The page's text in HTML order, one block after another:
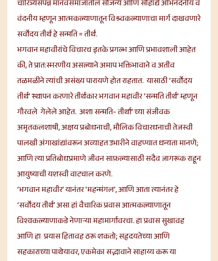
चारित्र्यसंपन्न मानवसमाजातील सौजन्य आणि सौहार्द्य अभिनंदनीय व
वंदनीय म्हणून आत्मकल्याणातून विश्र्वकल्याणाचा मार्ग दाखवणारे
सर्वोदय तीर्थ हे सन्मति = तीर्थ.
भगवान महावीरांचे विचारच इतके प्रगल्भ आणि प्रभावशाली आहेत
की, ते प्रात:स्मरणीय असल्याने अमाप भक्तिभावाने व अतीव
तळमळीने त्यांची असंख्य पारायणे होत राहतात. यासाठी ‘सर्वोदय
तीर्थ’ स्थापन करणारे तीर्थकार भगवान महावीर ‘सन्मति तीर्थ’ म्हणून
गौरवले गेलेले आहेत. अशा सन्मति- तीर्था’ च्या संजीवक
अमृतकलशाषी, अक्षय प्रबोधनाची, मौलिक विचारधनाची तेजस्वी
पालखी अंगाखांद्यांवरून अव्याहत उभारीने वाहण्यात धन्यता मानणे;
आणि त्या प्रतिबोधप्रमाणे जीवन साफ़ल्यासाठी सदैव जागरूक राहून
आयुष्याची यशस्वी वाटचाल करणे.
‘भगवान महावीर’ यानंतर ‘महन्मंगल’, आणि आता त्यानंतर हे
‘सर्वोदय तीर्थ’ असा हां वैचारिक प्रवास आत्मकल्याणातून
विश्वकल्याणाकडे नेणाऱ्या महामार्गावरचा. हा प्रवास सुखावह
आणि हा प्रयास हितावह ठरू शकतो; सहृदयतेच्या आणि
सहकाराच्या पाथेयावर, एकमेका सद्भावाने साहाय्य करू या